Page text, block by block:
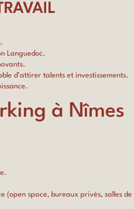
Languedoc.
d’attirer talents et investissements.
à Nîmes
(open space, bureaux privés, salles de